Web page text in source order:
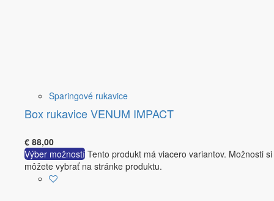
Sparingové rukavice
Box rukavice VENUM IMPACT
€ 88,00
Výber možností Tento produkt má viacero variantov. Možnosti si
môžete vybrať na stránke produktu.